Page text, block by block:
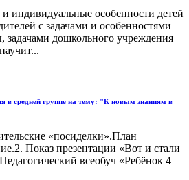
и индивидуальные особенности детей
с задачами и особенностями
задачами дошкольного учреждения
в средней группе на тему: "К новым знаниям в
«посиделки».План
Показ презентации «Вот и стали
всеобуч «Ребёнок 4 –